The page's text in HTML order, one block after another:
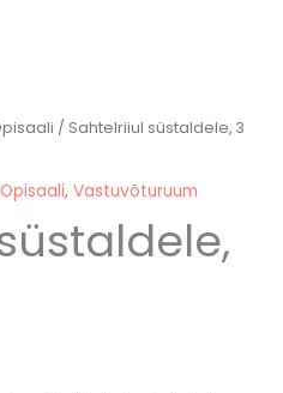
/ Sahtelriiul süstaldele, 3
Opisaali, Vastuvõturuum